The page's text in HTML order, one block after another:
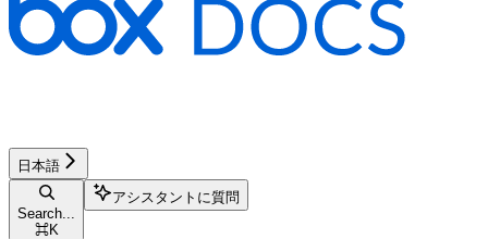
日本語
Search...
⌘K
アシスタントに質問